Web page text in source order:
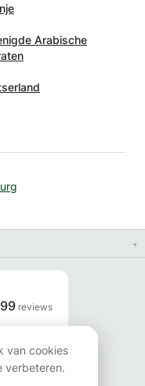
Arabische
reviews
van cookies
verbeteren.